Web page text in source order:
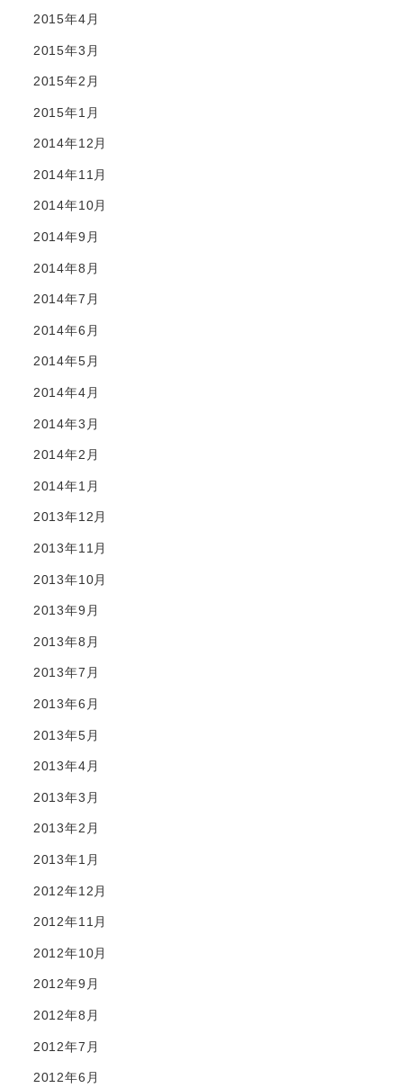
2015年4月
2015年3月
2015年2月
2015年1月
2014年12月
2014年11月
2014年10月
2014年9月
2014年8月
2014年7月
2014年6月
2014年5月
2014年4月
2014年3月
2014年2月
2014年1月
2013年12月
2013年11月
2013年10月
2013年9月
2013年8月
2013年7月
2013年6月
2013年5月
2013年4月
2013年3月
2013年2月
2013年1月
2012年12月
2012年11月
2012年10月
2012年9月
2012年8月
2012年7月
2012年6月